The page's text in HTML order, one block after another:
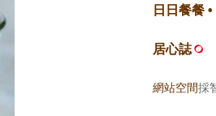
日日餐餐
居心誌
網站空間採